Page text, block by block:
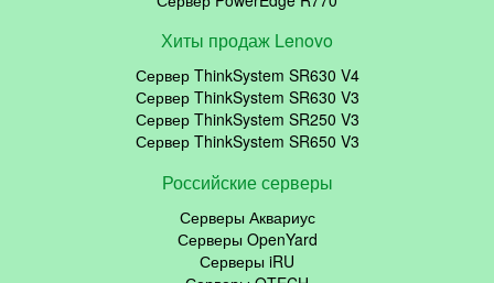
Хиты продаж Lenovo
Сервер ThinkSystem SR630 V4
Сервер ThinkSystem SR630 V3
Сервер ThinkSystem SR250 V3
Сервер ThinkSystem SR650 V3
Российские серверы
Серверы Аквариус
Серверы OpenYard
Серверы iRU